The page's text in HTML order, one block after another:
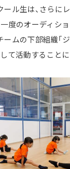
ル生は、さらに
度のオーディシ
ムの下部組織「
て活動することに